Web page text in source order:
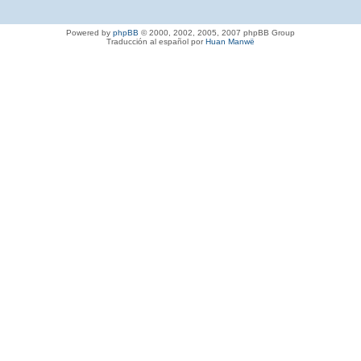
Powered by phpBB © 2000, 2002, 2005, 2007 phpBB Group
Traducción al español porHuan Manwë